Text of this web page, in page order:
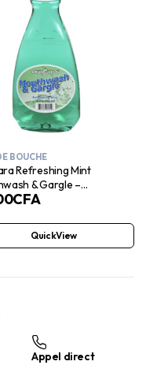
BOUCHE
Refreshing Mint
& Gargle –
fraîche 700ml
CFA
QuickView
Appel direct